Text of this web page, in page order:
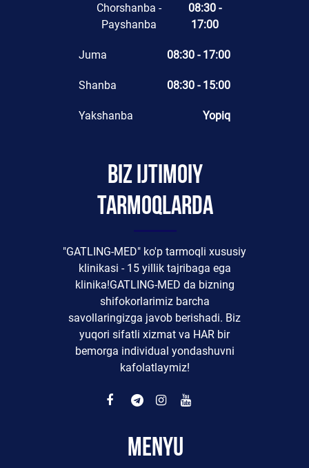
Chorshanba -
Payshanba
08:30 -
17:00
Juma 08:30 - 17:00
Shanba 08:30 - 15:00
Yakshanba Yopiq
Biz ijtimoiy
tarmoqlarda
"GATLING-MED" ko'p tarmoqli xususiy
klinikasi - 15 yillik tajribaga ega
klinika!GATLING-MED da bizning
shifokorlarimiz barcha
savollaringizga javob berishadi. Biz
yuqori sifatli xizmat va HAR bir
bemorga individual yondashuvni
kafolatlaymiz!
Menyu